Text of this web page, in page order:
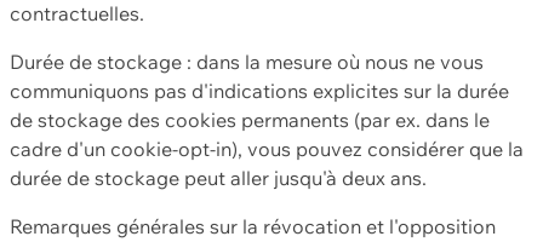
contractuelles.
Durée de stockage : dans la mesure où nous ne vous
communiquons pas d'indications explicites sur la durée
de stockage des cookies permanents (par ex. dans le
cadre d'un cookie-opt-in), vous pouvez considérer que la
durée de stockage peut aller jusqu'à deux ans.
Remarques générales sur la révocation et l'opposition